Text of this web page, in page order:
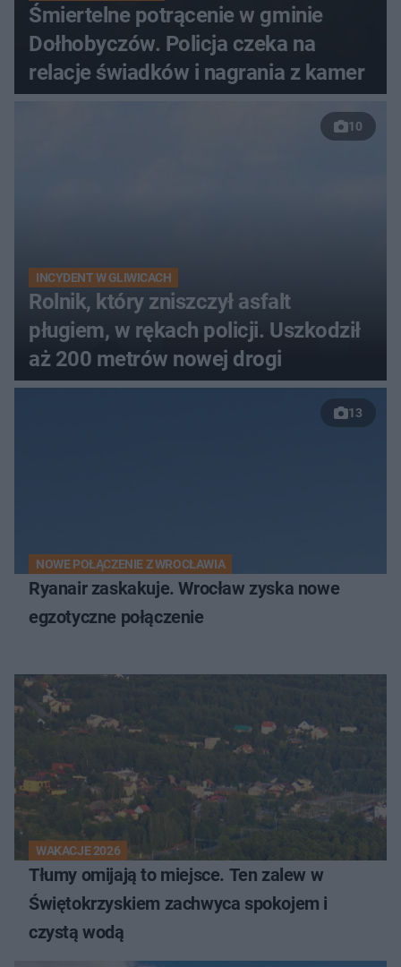
Śmiertelne potrącenie w gminie
Dołhobyczów. Policja czeka na
relacje świadków i nagrania z kamer
10
INCYDENT W GLIWICACH
Rolnik, który zniszczył asfalt
pługiem, w rękach policji. Uszkodził
aż 200 metrów nowej drogi
13
NOWE POŁĄCZENIE Z WROCŁAWIA
Ryanair zaskakuje. Wrocław zyska nowe
egzotyczne połączenie
WAKACJE 2026
Tłumy omijają to miejsce. Ten zalew w
Świętokrzyskiem zachwyca spokojem i
czystą wodą